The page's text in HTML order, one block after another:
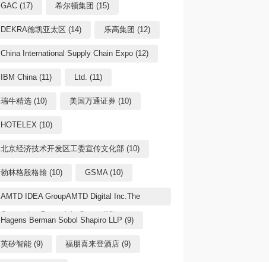
GAC (17) 希尔顿集团 (15)
DEKRA德凯亚太区 (14) 乐高集团 (12)
China International Supply Chain Expo (12)
IBM China (11) Ltd. (11)
瑞牛精选 (10) 美国万通证券 (10)
HOTELEX (10)
北京经济技术开发区工委宣传文化部 (10)
勃林格殷格翰 (10) GSMA (10)
AMTD IDEA GroupAMTD Digital Inc.The
Generation Essentials Group (10)
Hagens Berman Sobol Shapiro LLP (9)
英矽智能 (9) 福朋喜来登酒店 (9)